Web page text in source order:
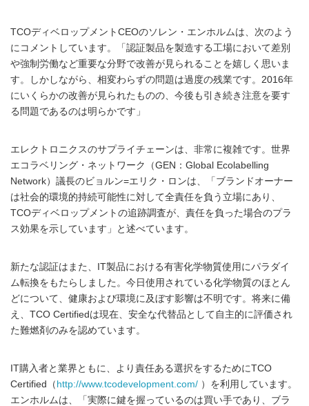
TCOディベロップメントCEOのソレン・エンホルムは、次のよう
にコメントしています。「認証製品を製造する工場において差別
や強制労働など重要な分野で改善が見られることを嬉しく思いま
す。しかしながら、相変わらずの問題は過度の残業です。2016年
にいくらかの改善が見られたものの、今後も引き続き注意を要す
る問題であるのは明らかです」
エレクトロニクスのサプライチェーンは、非常に複雑です。世界
エコラベリング・ネットワーク（GEN：Global Ecolabelling
Network）議長のビョルン=エリク・ロンは、「ブランドオーナー
は社会的環境的持続可能性に対して全責任を負う立場にあり、
TCOディベロップメントの追跡調査が、責任を負った場合のプラ
ス効果を示しています」と述べています。
新たな認証はまた、IT製品における有害化学物質使用にパラダイ
ム転換をもたらしました。今日使用されている化学物質のほとん
どについて、健康および環境に及ぼす影響は不明です。将来に備
え、TCO Certifiedは現在、安全な代替品として自主的に評価され
た難燃剤のみを認めています。
IT購入者と業界ともに、より責任ある選択をするためにTCO
Certified（ http://www.tcodevelopment.com/ ）を利用しています。
エンホルムは、「実際に鍵を握っているのは買い手であり、ブラ